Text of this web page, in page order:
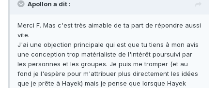
Apollon a dit :
Merci F. Mas c'est très aimable de ta part de répondre aussi
vite.
J'ai une objection principale qui est que tu tiens à mon avis
une conception trop matérialiste de l'intérêt poursuivi par
les personnes et les groupes. Je puis me tromper (et au
fond je l'espère pour m'attribuer plus directement les idées
que je prête à Hayek) mais je pense que lorsque Hayek